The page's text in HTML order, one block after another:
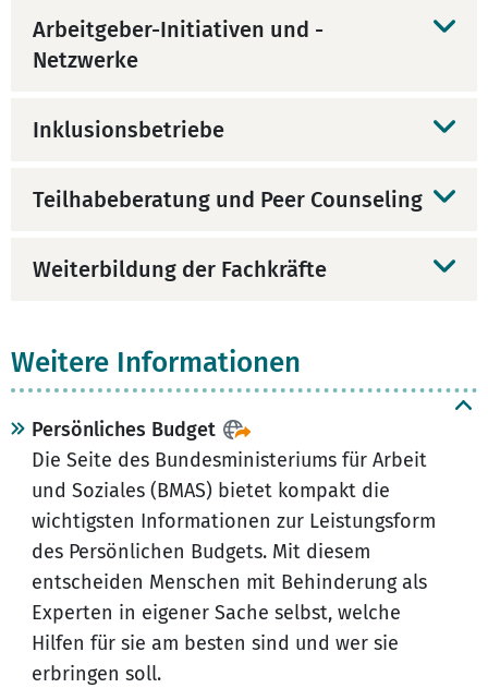
Arbeitgeber-Initiativen und -
Netzwerke
Inklusionsbetriebe
Teilhabeberatung und Peer Counseling
Weiterbildung der Fachkräfte
Weitere Informationen
Persönliches Budget
Die Seite des Bundesministeriums für Arbeit
und Soziales (BMAS) bietet kompakt die
wichtigsten Informationen zur Leistungsform
des Persönlichen Budgets. Mit diesem
entscheiden Menschen mit Behinderung als
Experten in eigener Sache selbst, welche
Hilfen für sie am besten sind und wer sie
erbringen soll.